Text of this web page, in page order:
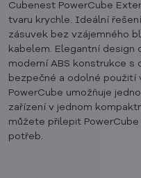
Cubenest PowerCube
tvaru krychle. Ideální
zásuvek bez vzájemného
kabelem. Elegantní design
moderní ABS konstrukce s
bezpečné a odolné použití
PowerCube umožňuje
zařízení v jednom
můžete přilepit
potřeb.